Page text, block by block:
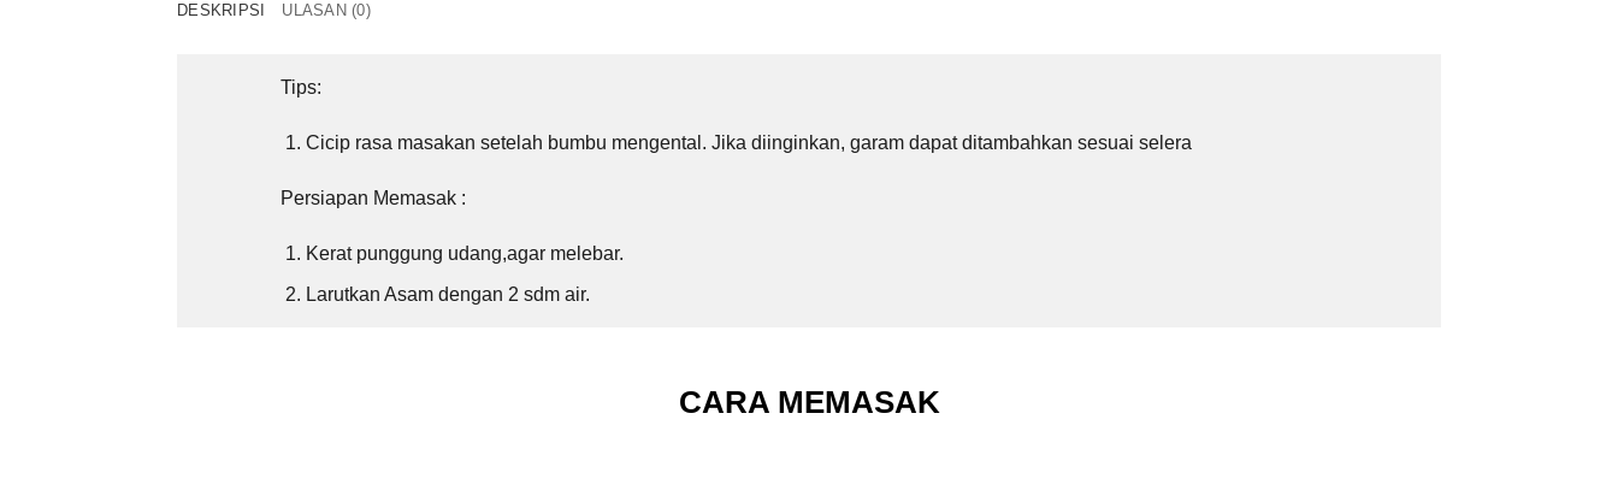
DESKRIPSI ULASAN (0)
Tips:
Cicip rasa masakan setelah bumbu mengental. Jika diinginkan, garam dapat ditambahkan sesuai selera
Persiapan Memasak :
Kerat punggung udang,agar melebar.
Larutkan Asam dengan 2 sdm air.
CARA MEMASAK